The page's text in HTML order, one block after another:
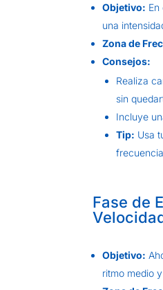
Objetivo:
una
Zona de
Consejos:
Realiza
sin
Incluye
Tip: Usa
Fase de
Objetivo:
ritmo medio